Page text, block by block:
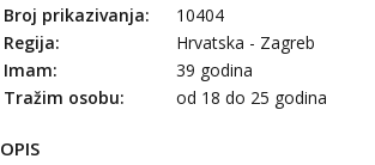
Broj prikazivanja:
10404
Regija:
Hrvatska - Zagreb
Imam:
39 godina
Tražim osobu:
od 18 do 25 godina
OPIS